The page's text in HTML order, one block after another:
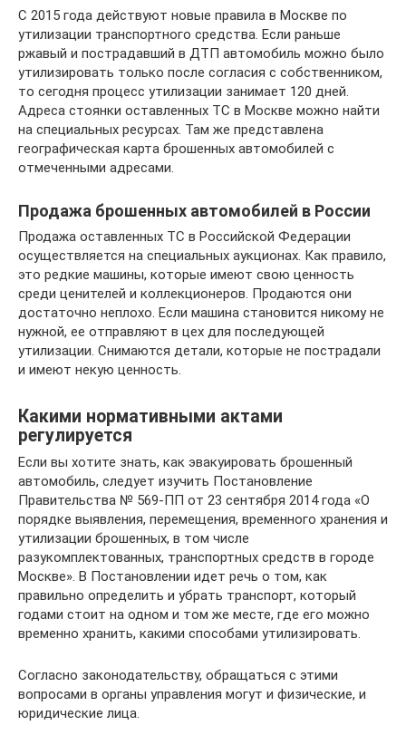
С 2015 года действуют новые правила в Москве по
утилизации транспортного средства. Если раньше
ржавый и пострадавший в ДТП автомобиль можно было
утилизировать только после согласия с собственником,
то сегодня процесс утилизации занимает 120 дней.
Адреса стоянки оставленных ТС в Москве можно найти
на специальных ресурсах. Там же представлена
географическая карта брошенных автомобилей с
отмеченными адресами.
Продажа брошенных автомобилей в России
Продажа оставленных ТС в Российской Федерации
осуществляется на специальных аукционах. Как правило,
это редкие машины, которые имеют свою ценность
среди ценителей и коллекционеров. Продаются они
достаточно неплохо. Если машина становится никому не
нужной, ее отправляют в цех для последующей
утилизации. Снимаются детали, которые не пострадали
и имеют некую ценность.
Какими нормативными актами
регулируется
Если вы хотите знать, как эвакуировать брошенный
автомобиль, следует изучить Постановление
Правительства № 569-ПП от 23 сентября 2014 года «О
порядке выявления, перемещения, временного хранения и
утилизации брошенных, в том числе
разукомплектованных, транспортных средств в городе
Москве». В Постановлении идет речь о том, как
правильно определить и убрать транспорт, который
годами стоит на одном и том же месте, где его можно
временно хранить, какими способами утилизировать.
Согласно законодательству, обращаться с этими
вопросами в органы управления могут и физические, и
юридические лица.